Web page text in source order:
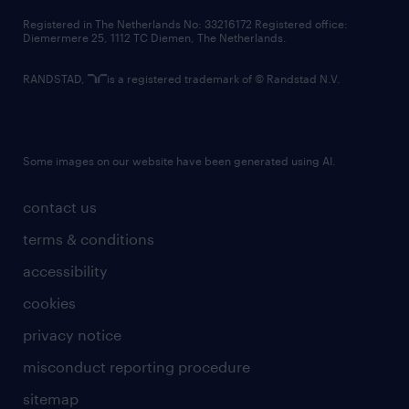
contact us
terms & conditions
accessibility
cookies
privacy notice
misconduct reporting procedure
sitemap
Registered in The Netherlands No: 33216172 Registered office:
Diemermere 25, 1112 TC Diemen, The Netherlands.
RANDSTAD, is a registered trademark of © Randstad N.V.
Some images on our website have been generated using AI.